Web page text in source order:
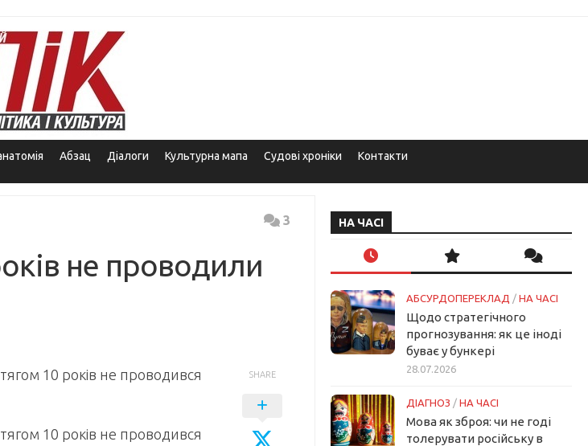
Абзац Діалоги Культурна мапа Судові хроніки Контакти
3
не проводили
10 років не проводився
10 років не проводився
SHARE
НА ЧАСІ
АБСУРДОПЕРЕКЛАД / НА ЧАСІ
Щодо стратегічного
прогнозування: як це іноді
буває у бункері
28.07.2026
ДІАГНОЗ / НА ЧАСІ
Мова як зброя: чи не годі
толерувати російську в